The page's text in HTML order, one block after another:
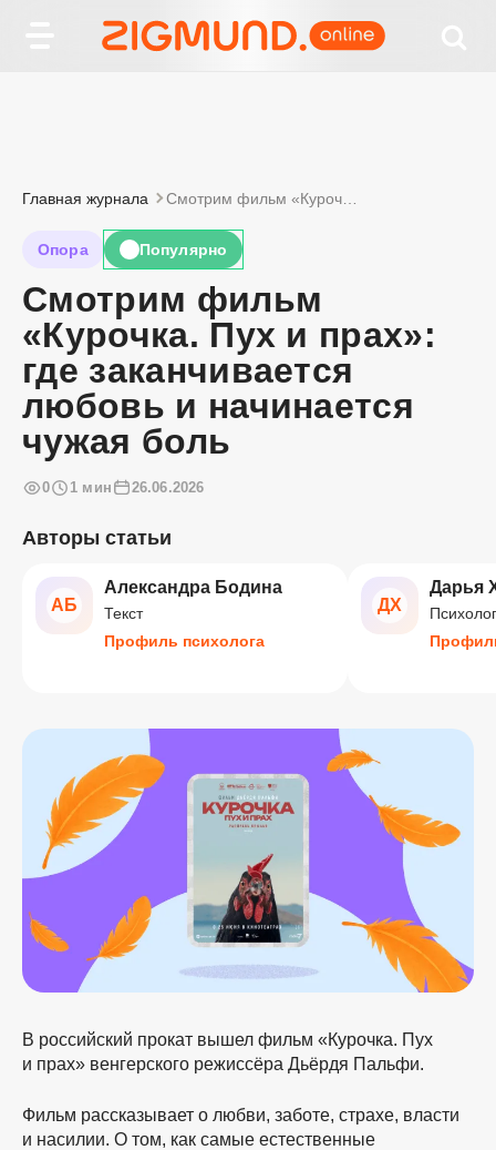
Главная журнала
Опора Популярно
Смотрим фильм
«Курочка. Пух и прах»:
где заканчивается
любовь и начинается
чужая боль
0 1 мин 26.06.2026
Авторы статьи
АБ
Александра Бодина
Текст
Профиль психолога
ДХ
Дарья
В российский прокат вышел фильм «Курочка. Пух
и прах» венгерского режиссёра Дьёрдя Пальфи.
Фильм рассказывает о любви, заботе, страхе, власти
и насилии. О том, как самые естественные